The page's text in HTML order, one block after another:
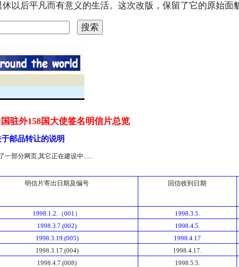
以后平凡而有意义的生活。这次改版，保留了它的原始面
驻外158国大使签名明信片总览
于邮品转让的说明
一部分网页,其它正在建设中......
明信片寄出日期及编号 回信收到日期
1998.1.2.（001） 1998.3.5.
1998.3.7.(002) 1998.4.5.
1998.3.19.(005) 1998.4.17
1998.3.17.(004) 1998.4.17.
1998.4.7.(008) 1998.5.5.